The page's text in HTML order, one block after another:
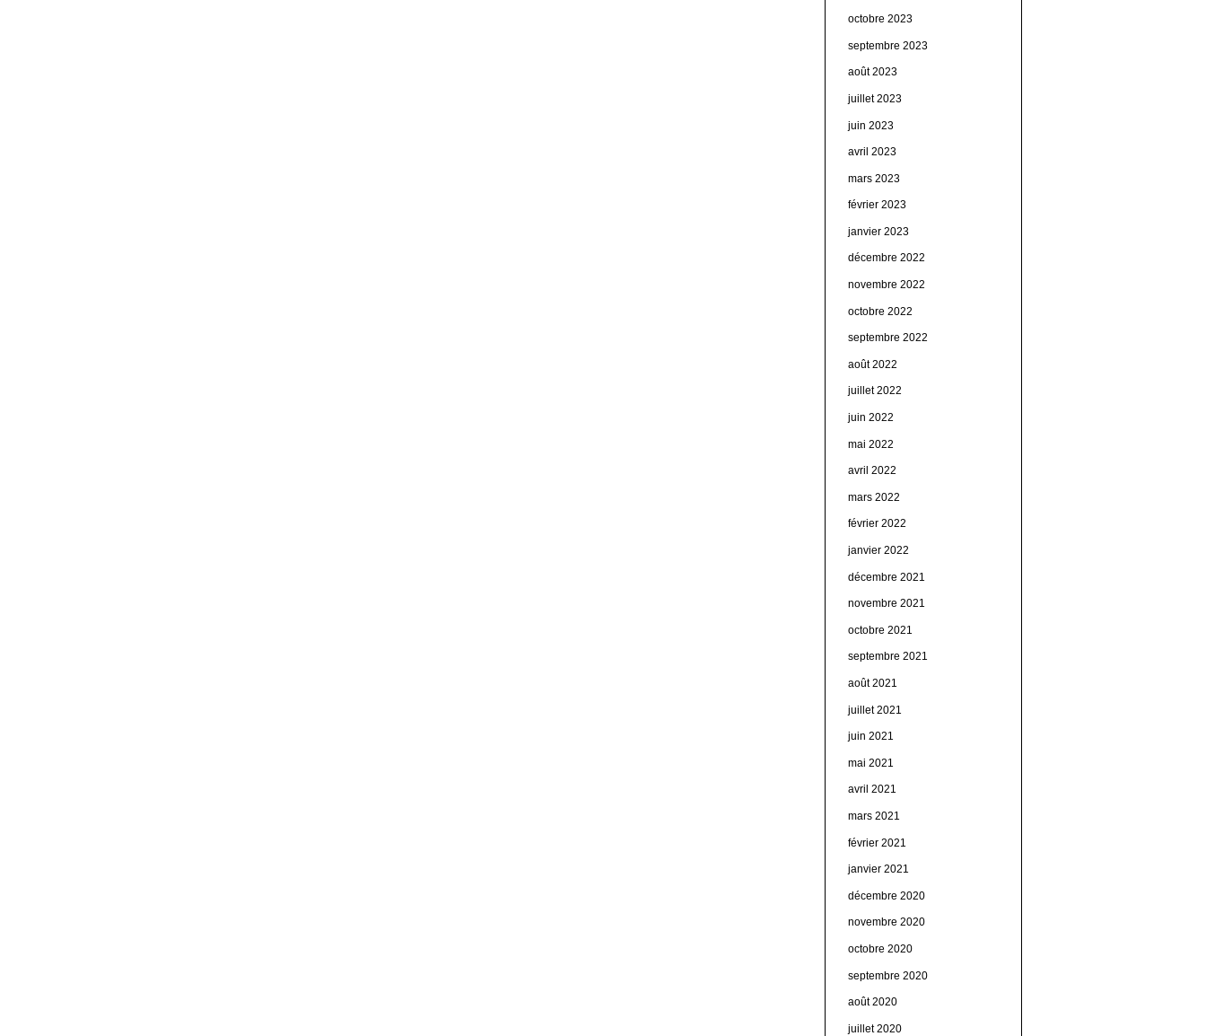
octobre 2023
septembre 2023
août 2023
juillet 2023
juin 2023
avril 2023
mars 2023
février 2023
janvier 2023
décembre 2022
novembre 2022
octobre 2022
septembre 2022
août 2022
juillet 2022
juin 2022
mai 2022
avril 2022
mars 2022
février 2022
janvier 2022
décembre 2021
novembre 2021
octobre 2021
septembre 2021
août 2021
juillet 2021
juin 2021
mai 2021
avril 2021
mars 2021
février 2021
janvier 2021
décembre 2020
novembre 2020
octobre 2020
septembre 2020
août 2020
juillet 2020